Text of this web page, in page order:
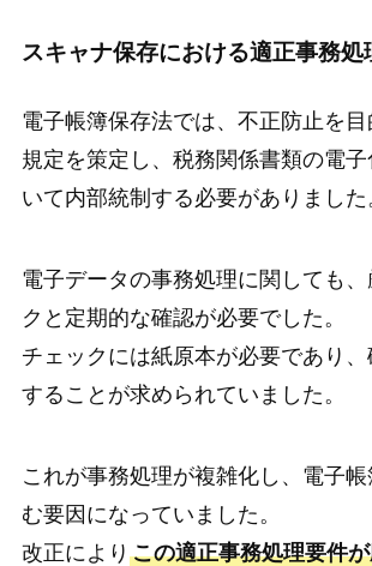
スキャナ保存における適正事務処
電子帳簿保存法では、不正防止を
規定を策定し、税務関係書類の電
いて内部統制する必要がありました
電子データの事務処理に関しても、
クと定期的な確認が必要でした。
チェックには紙原本が必要であり
することが求められていました。
これが事務処理が複雑化し、電子
む要因になっていました。
改正により この適正事務処理要件